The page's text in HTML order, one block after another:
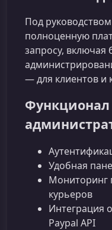
Под
полноценную
запросу, включая
— для клиентов и
Функционал
Удобная
Мониторинг
курьеров
Интеграция
Paypal API